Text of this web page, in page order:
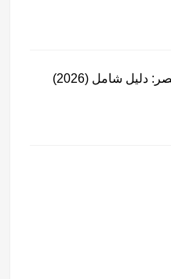
دليل شامل (2026)